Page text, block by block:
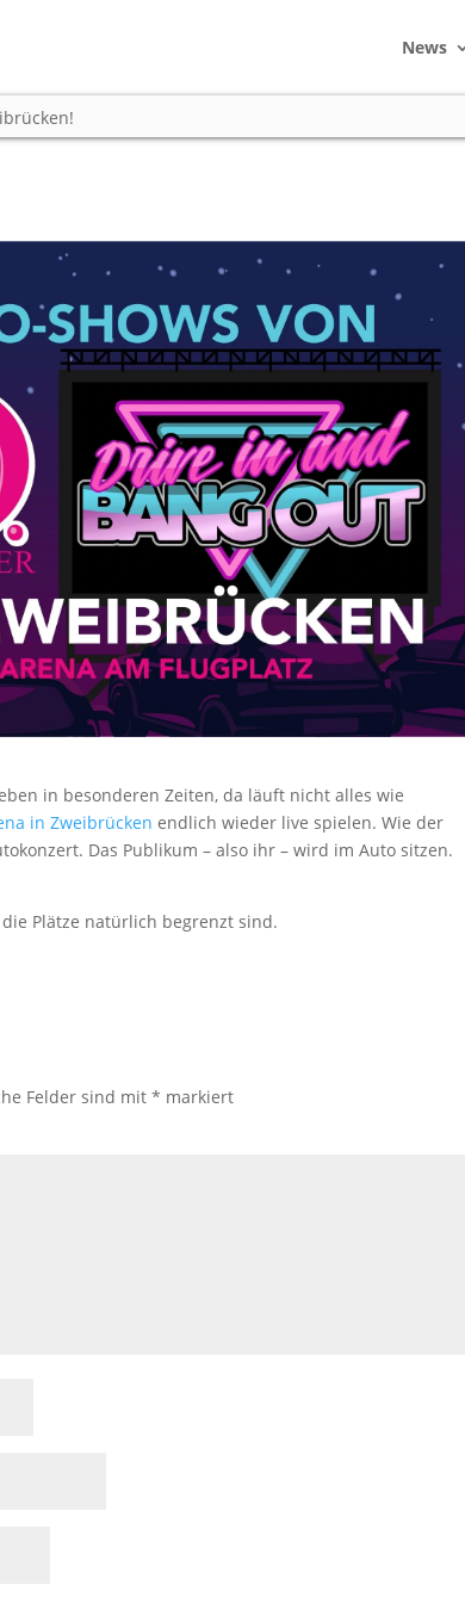
News
and Bang out am 13.06.
in besonderen Zeiten, da läuft nicht alles wie
in Zweibrücken endlich wieder live spielen. Wie der
Das Publikum – also ihr – wird im Auto sitzen.
Plätze natürlich begrenzt sind.
Felder sind mit* markiert